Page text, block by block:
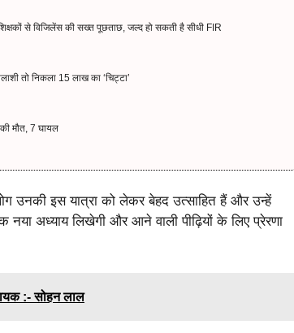
से विजिलेंस की सख्त पूछताछ, जल्द हो सकती है सीधी FIR
तो निकला 15 लाख का ‘चिट्टा’
मौत, 7 घायल
उनकी इस यात्रा को लेकर बेहद उत्साहित हैं और उन्हें
नया अध्याय लिखेगी और आने वाली पीढ़ियों के लिए प्रेरणा
:- सोहन लाल